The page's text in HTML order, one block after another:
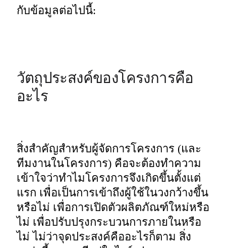
กับข้อมูลต่อไปนี้:
วัตถุประสงค์ของโครงการคือ
อะไร
สิ่งสำคัญสำหรับผู้จัดการโครงการ (และ
ทีมงานในโครงการ) คือจะต้องทำความ
เข้าใจว่าทำไมโครงการจึงเกิดขึ้นตั้งแต่
แรก เพื่อเป็นการเข้าถึงผู้ใช้ในวงกว้างขึ้น
หรือไม่ เพื่อการเปิดตัวผลิตภัณฑ์ใหม่หรือ
ไม่ เพื่อปรับปรุงกระบวนการภายในหรือ
ไม่ ไม่ว่าจุดประสงค์คืออะไรก็ตาม สิ่ง